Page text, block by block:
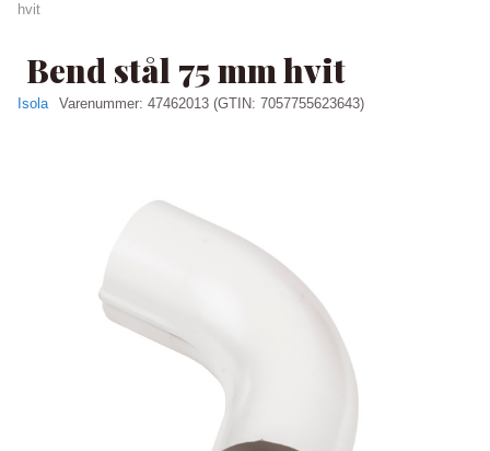
hvit
Bend stål 75 mm hvit
Isola Varenummer: 47462013 (GTIN: 7057755623643)